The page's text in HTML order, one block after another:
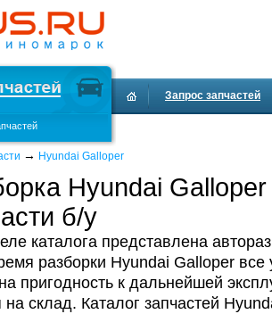
Запрос запчастей
→ Hyundai Galloper
Hyundai Galloper
б/у
каталога представлена
разборки Hyundai Galloper все
пригодность к дальнейшей
склад. Каталог запчастей